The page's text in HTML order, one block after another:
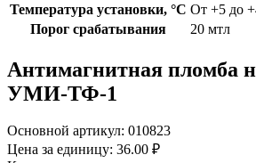
Температура установки, °C От +5 до
Порог срабатывания
20 мтл
Антимагнитная пломба
УМИ-ТФ-1
Основной артикул: 010823
Цена за единицу: 36.00 ₽